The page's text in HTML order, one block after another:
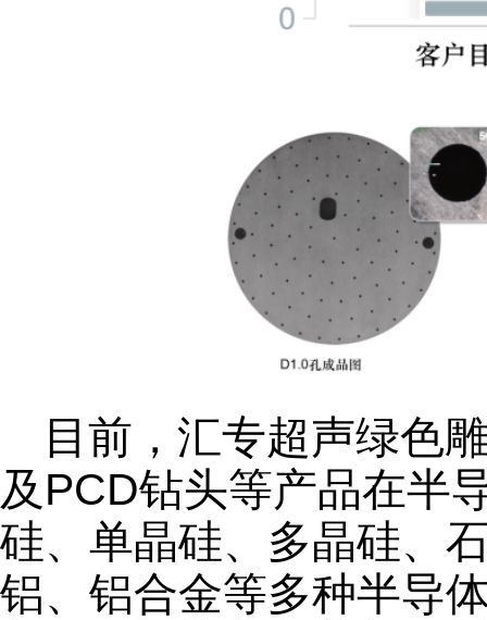
目前，汇专超声绿色
及PCD钻头等产品在半
硅、单晶硅、多晶硅、
铝、铝合金等多种半导